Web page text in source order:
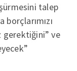
talep
borçlarımızı
gerektiğini” ve